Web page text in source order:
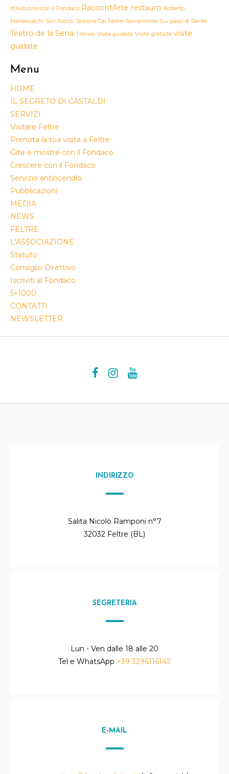
d'Autunno con il Fondaco RaccontArte restauro Roberto
Manescalchi San Rocco Sezione Cai Feltre Sovramonte Sui passi di Dante
Teatro de la Sena Treviso Visita guidata Visite gratuite visite
guidate
Menu
HOME
IL SEGRETO DI CASTALDI
SERVIZI
Visitare Feltre
Prenota la tua visita a Feltre
Gite e mostre con il Fondaco
Crescere con il Fondaco
Servizio antincendio
Pubblicazioni
MEDIA
NEWS
FELTRE
L’ASSOCIAZIONE
Statuto
Consiglio Direttivo
Iscriviti al Fondaco
5×1000
CONTATTI
NEWSLETTER
INDIRIZZO
Salita Nicolò Ramponi n°7
32032 Feltre (BL)
SEGRETERIA
Lun - Ven dalle 18 alle 20
Tel e WhatsApp +39 3296116142
E-MAIL